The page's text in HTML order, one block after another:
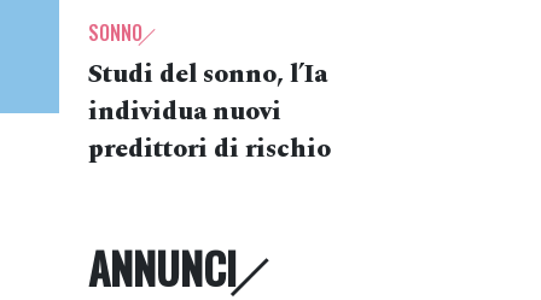
SONNO
Studi del sonno, l’Ia
individua nuovi
predittori di rischio
ANNUNCI